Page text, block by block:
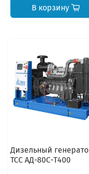
В корзину
Дизельный
ТСС АД-80С-Т400